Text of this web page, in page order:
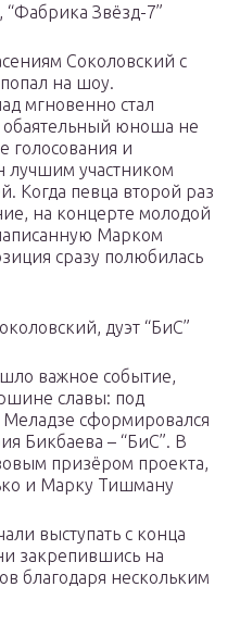
“Фабрика Звёзд-7”
Соколовский с
на шоу.
мгновенно стал
юноша не
голосования и
лучшим участником
Когда певца второй раз
на концерте молодой
Марком
сразу полюбилась
дуэт “БиС”
важное событие,
славы: под
Меладзе сформировался
Бикбаева – “БиС”. В
призёром проекта,
и Марку Тишману
выступать с конца
закрепившись на
благодаря нескольким